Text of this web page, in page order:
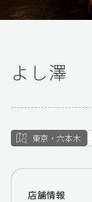
よし澤
東京・六本木
店舗情報